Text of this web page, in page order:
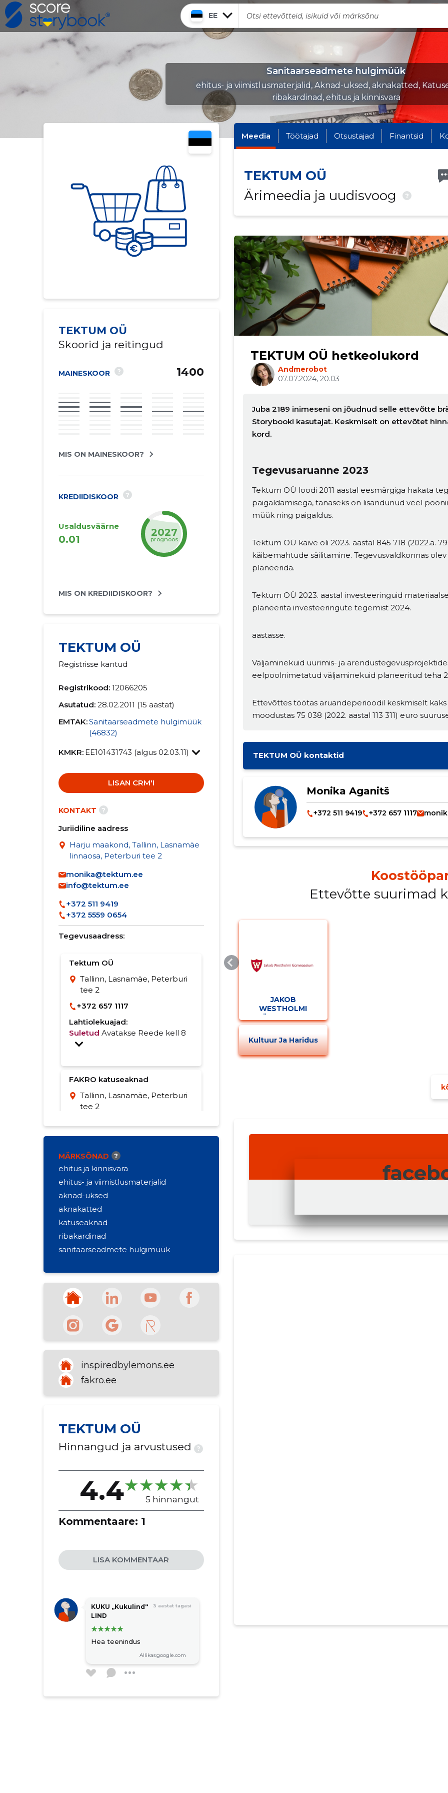
EE
Sanitaarseadmete hulgimüük
ehitus- ja viimistlusmaterjalid, Aknad-uksed, aknakatted,
ribakardinad, ehitus ja kinnisvara
TEKTUM OÜ
Skoorid ja reitingud
MAINESKOOR ? 1400
MIS ON MAINESKOOR?
KREDIIDISKOOR ?
Usaldusväärne
0.01
2027
prognoos
MIS ON KREDIIDISKOOR?
TEKTUM OÜ
Registrisse kantud
Registrikood: 12066205
Asutatud: 28.02.2011 (15 aastat)
EMTAK:Sanitaarseadmete hulgimüük
(46832)
KMKR: EE101431743 (algus 02.03.11)
LISAN CRM'I
KONTAKT ?
Juriidiline aadress
Harju maakond, Tallinn, Lasnamäe
linnaosa, Peterburi tee 2
monika@tektum.ee
info@tektum.ee
+372 511 9419
+372 5559 0654
Tegevusaadress:
Tektum OÜ
Tallinn, Lasnamäe, Peterburi
tee 2
+372 657 1117
Lahtiolekuajad:
Suletud Avatakse Reede kell 8
FAKRO katuseaknad
Tallinn, Lasnamäe, Peterburi
tee 2
Lahtiolekuajad:
Suletud
Avatakse Reede kell 9
MÄRKSÕNAD ?
ehitus ja kinnisvara
ehitus- ja viimistlusmaterjalid
aknad-uksed
aknakatted
katuseaknad
ribakardinad
sanitaarseadmete hulgimüük
inspiredbylemons.ee
fakro.ee
TEKTUM OÜ
Hinnangud ja arvustused ?
4.4 5 hinnangut
Kommentaare: 1
LISA KOMMENTAAR
KUKU „Kukulind“
LIND
3 aastat tagasi
Hea teenindus
Allikas:google.com
Meedia Töötajad Otsustajad Finantsid
TEKTUM OÜ
Ärimeedia ja uudisvoog
?
TEKTUM OÜ hetkeolukord
Andmerobot
07.07.2024, 20.03
Juba 2189 inimeseni on jõudnud selle ettevõtte
Storybooki kasutajat. Keskmiselt on ettevõtet
kord.
Tegevusaruanne 2023
Tektum OÜ loodi 2011 aastal eesmärgiga hakata
paigaldamisega, tänaseks on lisandunud veel
müük ning paigaldus.
Tektum OÜ käive oli 2023. aastal 845 718 (2022.a.
käibemahtude säilitamine. Tegevusvaldkonnas
planeerida.
Tektum OÜ 2023. aastal investeeringuid
planeerita investeeringute tegemist 2024.
aastasse.
Väljaminekuid uurimis- ja
eelpoolnimetatud väljaminekuid planeeritud teha
Ettevõttes töötas aruandeperioodil keskmiselt
moodustas 75 038 (2022. aastal 113 311) euro
TEKTUM OÜ kontaktid
Monika Aganitš
+372 511 9419 +372 657 1117
Ettevõtte suurimad
JAKOB
WESTHOLMI
GÜMNAASIUM
Kultuur Ja Haridus
MUUDA